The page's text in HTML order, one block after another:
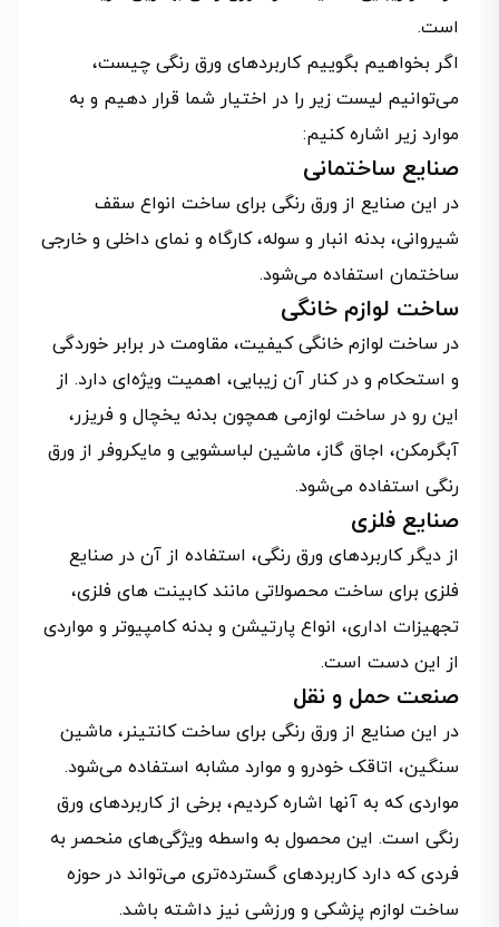
است.
اگر بخواهیم بگوییم کاربردهای ورق رنگی چیست،
می‌توانیم لیست زیر را در اختیار شما قرار دهیم و به
موارد زیر اشاره کنیم:
صنایع ساختمانی
در این صنایع از ورق رنگی برای ساخت انواع سقف
شیروانی، بدنه انبار و سوله، کارگاه و نمای داخلی و خارجی
ساختمان استفاده می‌شود.
ساخت لوازم خانگی
در ساخت لوازم خانگی کیفیت، مقاومت در برابر خوردگی
و استحکام و در کنار آن زیبایی، اهمیت ویژه‌ای دارد. از
این رو در ساخت لوازمی همچون بدنه یخچال و فریزر،
آبگرمکن، اجاق گاز، ماشین لباسشویی و مایکروفر از ورق
رنگی استفاده می‌شود.
صنایع فلزی
از دیگر کاربردهای ورق رنگی، استفاده از آن در صنایع
فلزی برای ساخت محصولاتی مانند کابینت های فلزی،
تجهیزات اداری، انواع پارتیشن و بدنه کامپیوتر و مواردی
از این دست است.
صنعت حمل و نقل
در این صنایع از ورق رنگی برای ساخت کانتینر، ماشین
سنگین، اتاقک خودرو و موارد مشابه استفاده می‌شود.
مواردی که به آنها اشاره کردیم، برخی از کاربردهای ورق
رنگی است. این محصول به واسطه ویژگی‌های منحصر به
فردی که دارد کاربردهای گسترده‌تری می‌تواند در حوزه
ساخت لوازم پزشکی و ورزشی نیز داشته باشد.